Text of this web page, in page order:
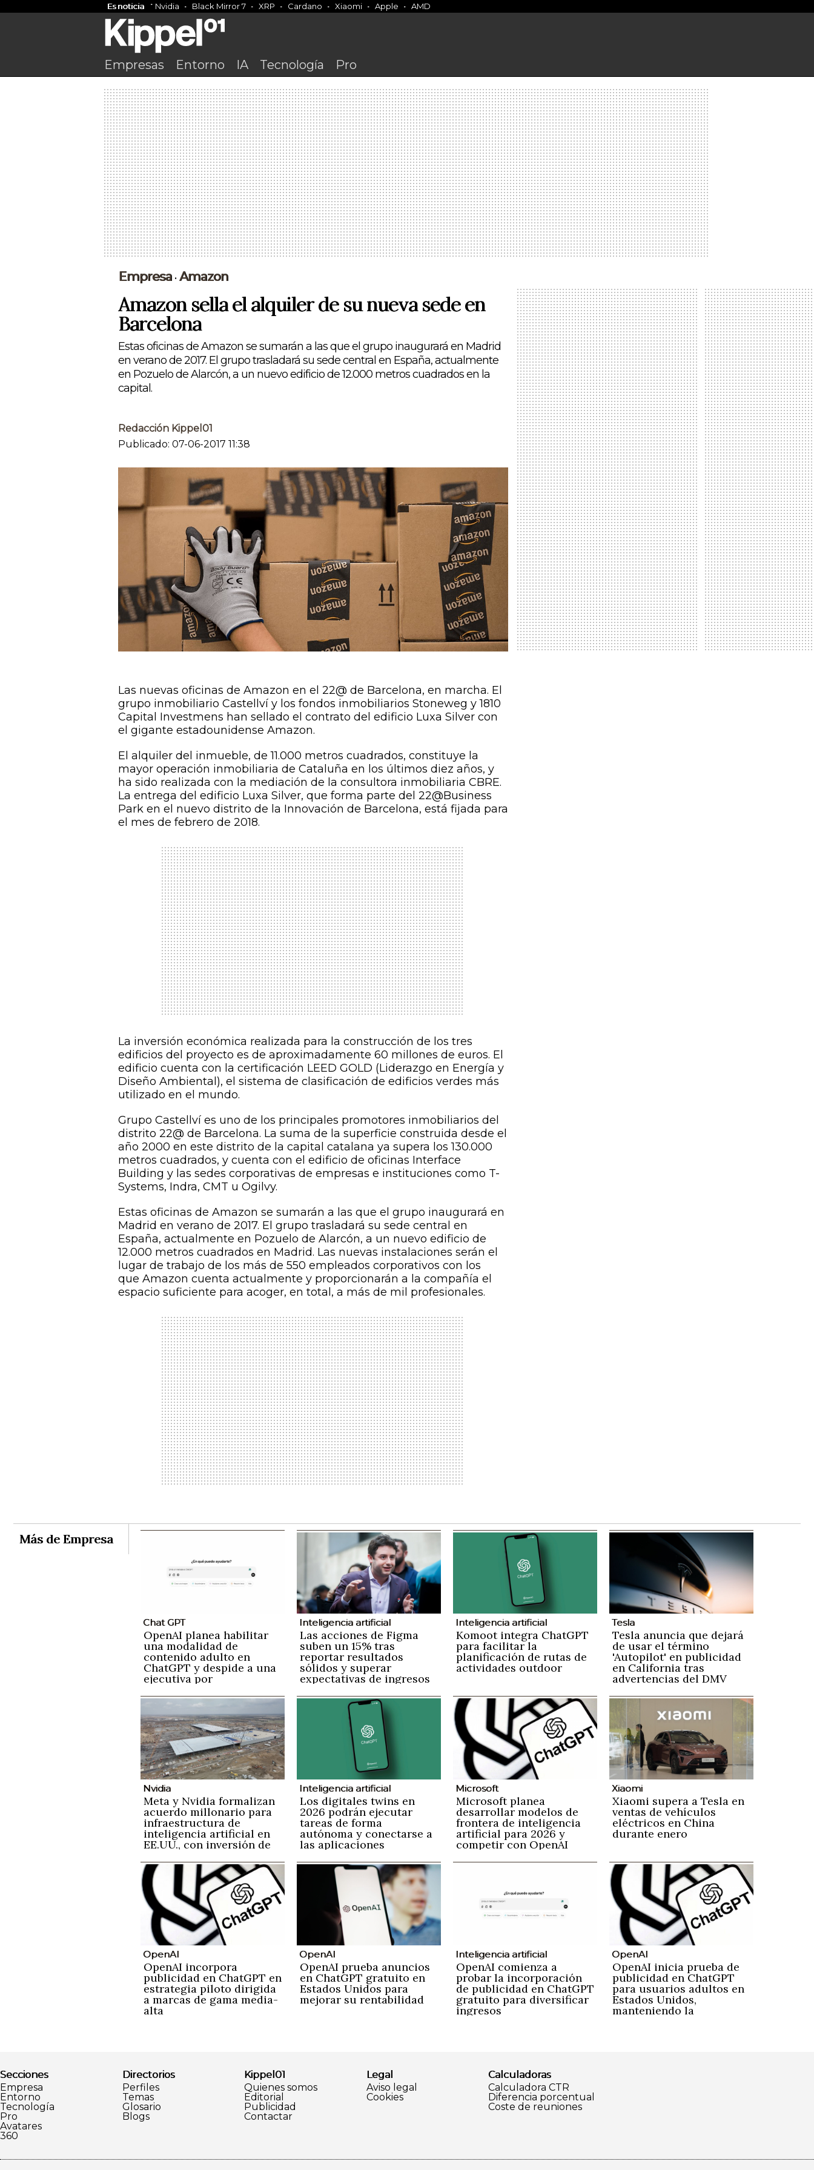
Es noticia Nvidia Black Mirror 7 XRP Cardano Xiaomi Apple AMD
Empresas Entorno IA Tecnología Pro
Empresa • Amazon
Amazon sella el alquiler de su nueva sede en
Barcelona
Estas oficinas de Amazon se sumarán a las que el grupo inaugurará en Madrid
en verano de 2017. El grupo trasladará su sede central en España, actualmente
en Pozuelo de Alarcón, a un nuevo edificio de 12.000 metros cuadrados en la
capital.
Redacción Kippel01
Publicado: 07-06-2017 11:38
Las nuevas oficinas de Amazon en el 22@ de Barcelona, en marcha. El
grupo inmobiliario Castellví y los fondos inmobiliarios Stoneweg y 1810
Capital Investmens han sellado el contrato del edificio Luxa Silver con
el gigante estadounidense Amazon.
El alquiler del inmueble, de 11.000 metros cuadrados, constituye la
mayor operación inmobiliaria de Cataluña en los últimos diez años, y
ha sido realizada con la mediación de la consultora inmobiliaria CBRE.
La entrega del edificio Luxa Silver, que forma parte del 22@Business
Park en el nuevo distrito de la Innovación de Barcelona, está fijada para
el mes de febrero de 2018.
La inversión económica realizada para la construcción de los tres
edificios del proyecto es de aproximadamente 60 millones de euros. El
edificio cuenta con la certificación LEED GOLD (Liderazgo en Energía y
Diseño Ambiental), el sistema de clasificación de edificios verdes más
utilizado en el mundo.
Grupo Castellví es uno de los principales promotores inmobiliarios del
distrito 22@ de Barcelona. La suma de la superficie construida desde el
año 2000 en este distrito de la capital catalana ya supera los 130.000
metros cuadrados, y cuenta con el edificio de oficinas Interface
Building y las sedes corporativas de empresas e instituciones como T-
Systems, Indra, CMT u Ogilvy.
Estas oficinas de Amazon se sumarán a las que el grupo inaugurará en
Madrid en verano de 2017. El grupo trasladará su sede central en
España, actualmente en Pozuelo de Alarcón, a un nuevo edificio de
12.000 metros cuadrados en Madrid. Las nuevas instalaciones serán el
lugar de trabajo de los más de 550 empleados corporativos con los
que Amazon cuenta actualmente y proporcionarán a la compañía el
espacio suficiente para acoger, en total, a más de mil profesionales.
Más de Empresa
Chat GPT
OpenAI planea habilitar
una modalidad de
contenido adulto en
ChatGPT y despide a una
ejecutiva por
detección de contenidos
nocivos
Inteligencia artificial
Las acciones de Figma
suben un 15% tras
reportar resultados
sólidos y superar
expectativas de ingresos
Inteligencia artificial
Komoot integra ChatGPT
para facilitar la
planificación de rutas de
actividades outdoor
Tesla
Tesla anuncia que dejará
de usar el término
'Autopilot' en publicidad
en California tras
advertencias del DMV
Nvidia
Meta y Nvidia formalizan
acuerdo millonario para
infraestructura de
inteligencia artificial en
EE.UU., con inversión de
dólares hasta 2028
Inteligencia artificial
Los digitales twins en
2026 podrán ejecutar
tareas de forma
autónoma y conectarse a
las aplicaciones
Microsoft
Microsoft planea
desarrollar modelos de
frontera de inteligencia
artificial para 2026 y
competir con OpenAI
Xiaomi
Xiaomi supera a Tesla en
ventas de vehículos
eléctricos en China
durante enero
OpenAI
OpenAI incorpora
publicidad en ChatGPT en
estrategia piloto dirigida
a marcas de gama media-
alta
OpenAI
OpenAI prueba anuncios
en ChatGPT gratuito en
Estados Unidos para
mejorar su rentabilidad
Inteligencia artificial
OpenAI comienza a
probar la incorporación
de publicidad en ChatGPT
gratuito para diversificar
ingresos
OpenAI
OpenAI inicia prueba de
publicidad en ChatGPT
para usuarios adultos en
Estados Unidos,
manteniendo la
Secciones
Empresa
Entorno
Tecnología
Pro
Avatares
360
Directorios
Perfiles
Temas
Glosario
Blogs
Kippel01
Quienes somos
Editorial
Publicidad
Contactar
Legal
Aviso legal
Cookies
Calculadoras
Calculadora CTR
Diferencia porcentual
Coste de reuniones